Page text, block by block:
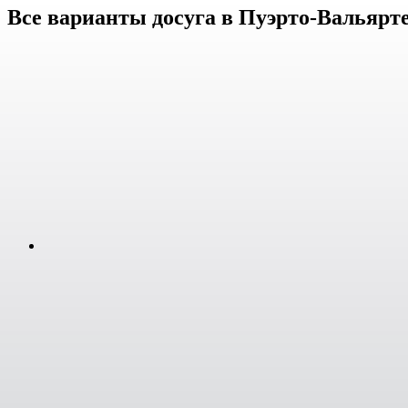
Все варианты досуга в Пуэрто-